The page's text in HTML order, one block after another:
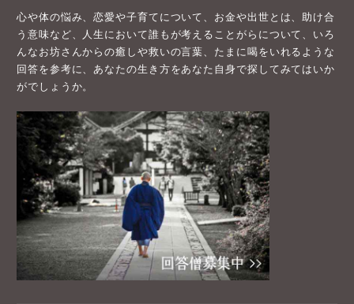
心や体の悩み、恋愛や子育てについて、お金や出世とは、助け合
う意味など、人生において誰もが考えることがらについて、いろ
んなお坊さんからの癒しや救いの言葉、たまに喝をいれるような
回答を参考に、あなたの生き方をあなた自身で探してみてはいか
がでしょうか。